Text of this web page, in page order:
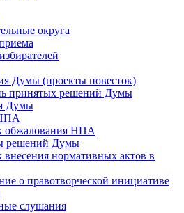
округа
Думы (проекты повесток)
принятых решений Думы
Думы
обжалования НПА
решений Думы
внесения нормативных актов в
о правотворческой инициативе
слушания